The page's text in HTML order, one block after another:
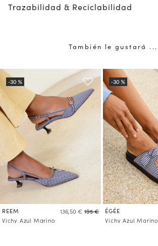
Trazabilidad & Reciclabilidad
También le gustará ...
REEM 136,50 € 195 €
Vichy Azul Marino
ÉGÉE
Vichy Azul Marino